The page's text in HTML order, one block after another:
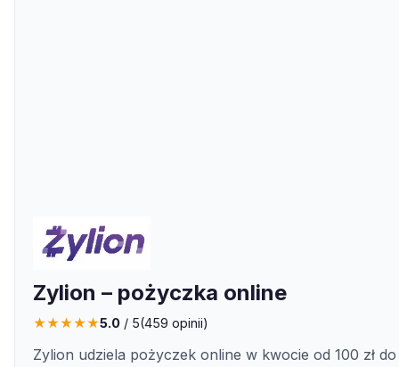
Zylion – pożyczka online
★★★★★5.0 / 5(459 opinii)
Zylion udziela pożyczek online w kwocie od 100 zł do